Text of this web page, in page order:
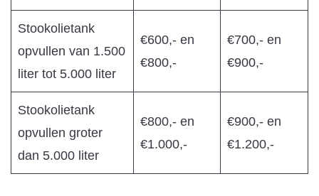
Stookolietank
opvullen van 1.500
liter tot 5.000 liter
€600,- en
€800,-
€700,- en
€900,-
Stookolietank
opvullen groter
dan 5.000 liter
€800,- en
€1.000,-
€900,- en
€1.200,-